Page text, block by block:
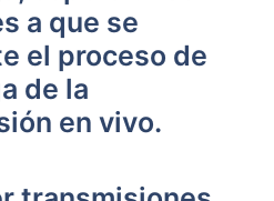
a que se
el proceso de
de la
en vivo.